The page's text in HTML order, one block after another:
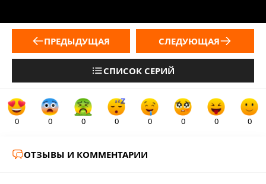
ПРЕДЫДУЩАЯ
СПИСОК СЕРИЙ
СЛЕДУЮЩАЯ
0 0 0 0 0 0 0 0
ОТЗЫВЫ И КОММЕНТАРИИ